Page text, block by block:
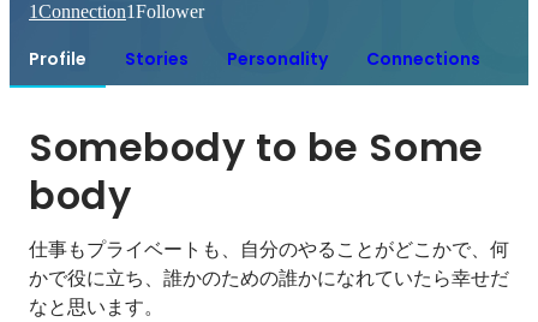
1Connection1Follower
Profile Stories Personality Connections
Somebody to be Some
body
仕事もプライベートも、自分のやることがどこかで、何
かで役に立ち、誰かのための誰かになれていたら幸せだ
なと思います。